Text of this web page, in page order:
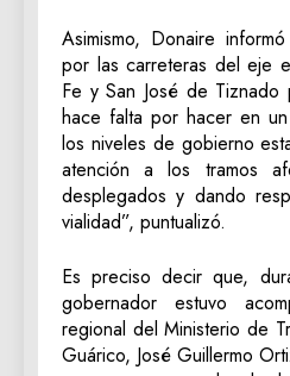
Asimismo, Donaire
por las carreteras del eje
Fe y San José de
hace falta por hacer en
los niveles de gobierno
atención a los tramos
desplegados y dando
vialidad”, puntualizó.
Es preciso decir que,
gobernador estuvo
regional del Ministerio de
Guárico, José Guillermo